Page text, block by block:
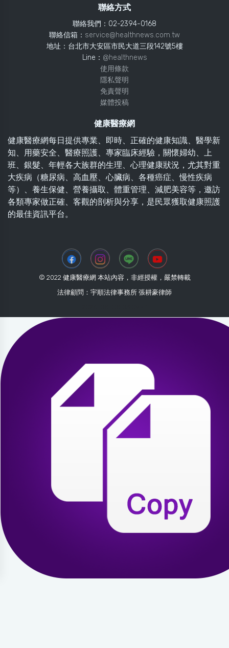
聯絡方式
聯絡我們：02-2394-0168
聯絡信箱： service@healthnews.com.tw
地址：台北市大安區市民大道三段142號5樓
Line： @healthnews
使用條款
隱私聲明
免責聲明
媒體投稿
健康醫療網
健康醫療網每日提供專業、即時、正確的健康知識、醫學新
知、用藥安全、醫療照護、專家臨床經驗，關懷婦幼、上
班、銀髮、年輕各大族群的生理、心理健康狀況，尤其對重
大疾病（糖尿病、高血壓、心臟病、各種癌症、慢性疾病
等）、養生保健、營養攝取、體重管理、減肥美容等，邀訪
各類專家做正確、客觀的剖析與分享，是民眾獲取健康照護
的最佳資訊平台。
© 2022 健康醫療網 本站內容，非經授權，嚴禁轉載
法律顧問：宇順法律事務所 張耕豪律師